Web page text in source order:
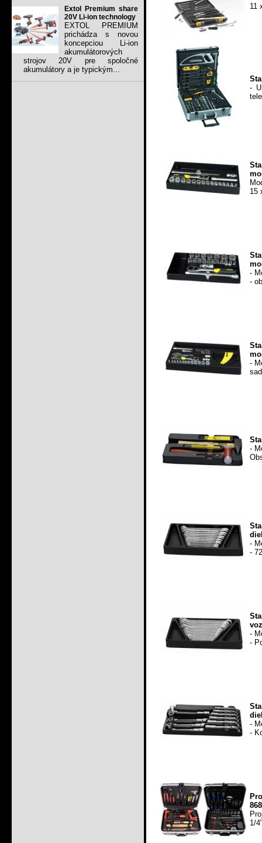
Extol Premium share
20V Li-ion technology
EXTOL PREMIUM
prichádza s novou
koncepciou Li-ion
akumulátorových
strojov 20V pre spoločné
akumulátory a je typickým...
11
-
15
-
-
-
-
-
-
-
-
-
-
1/